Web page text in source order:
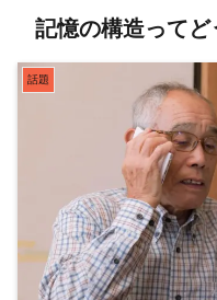
記憶の構造ってど
話題